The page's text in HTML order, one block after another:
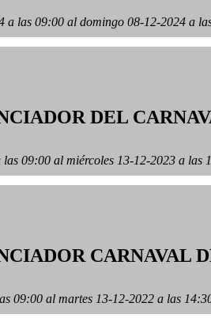
a las 09:00 al domingo 08-12-2024 a
DEL
09:00 al miércoles 13-12-2023 a las
CARNAVAL
09:00 al martes 13-12-2022 a las